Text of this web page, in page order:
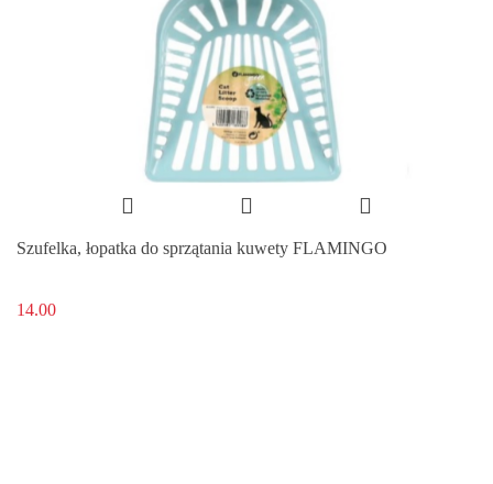
Szufelka, łopatka do sprzątania kuwety FLAMINGO
14.00